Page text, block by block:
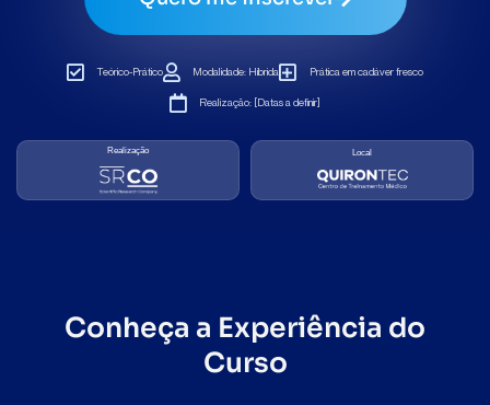
Teórico-Prático Modalidade: Híbrida Prática em cadáver fresco
Realização: [Datas a definir]
Realização Local
Conheça a Experiência do
Curso